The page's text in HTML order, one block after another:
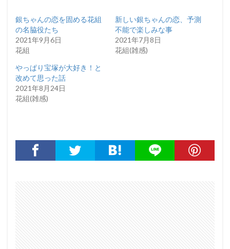
銀ちゃんの恋を固める花組
の名脇役たち
2021年9月6日
花組
新しい銀ちゃんの恋、予測
不能で楽しみな事
2021年7月8日
花組(雑感)
やっぱり宝塚が大好き！と
改めて思った話
2021年8月24日
花組(雑感)